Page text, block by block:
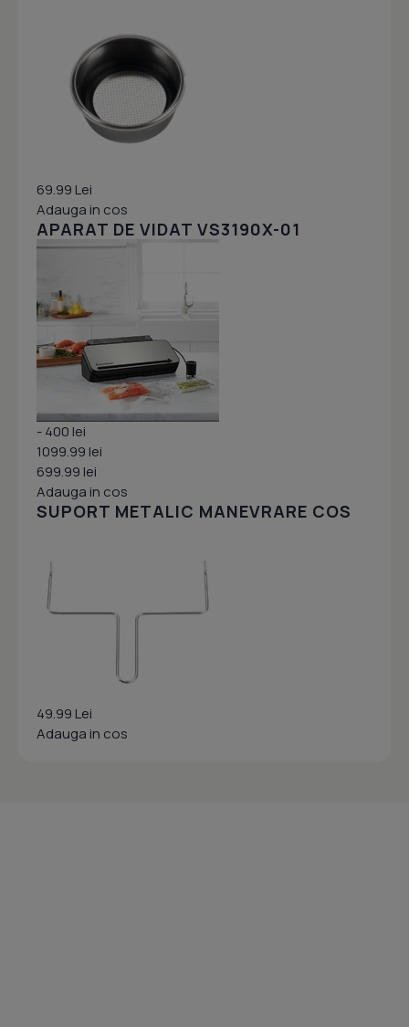
69.99 Lei
Adauga in cos
APARAT DE VIDAT VS3190X-01
- 400 lei
1099.99 lei
699.99 lei
Adauga in cos
SUPORT METALIC MANEVRARE COS
49.99 Lei
Adauga in cos